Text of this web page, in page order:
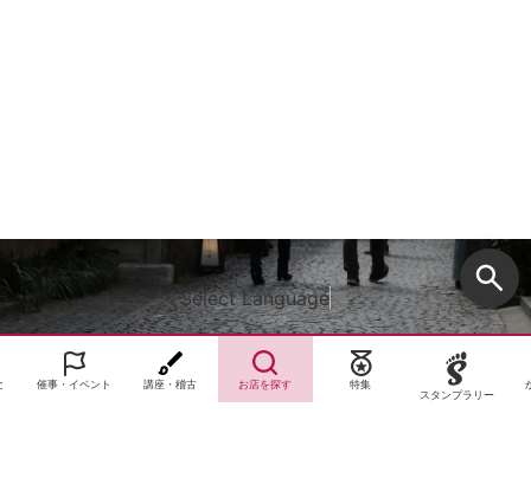
Select Language▼
催事・イベント 講座・稽古 お店を探す
特集
スタンプラリー